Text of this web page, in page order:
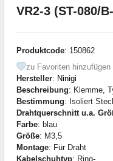
VR2-3 (ST-080/
Produktcode: 150862
zu Favoriten hinzufügen
Hersteller: Ninigi
Beschreibung: Klemme,
Bestimmung: Isoliert
Drahtquerschnitt u.a.
Farbe: blau
Größe: M3,5
Montage: Für Draht
Kabelschuhtyp: Ring-